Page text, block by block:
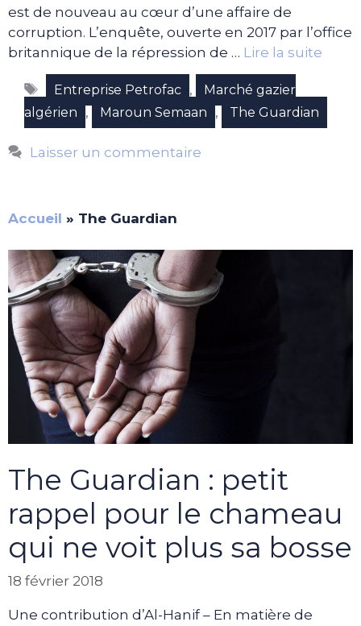
est de nouveau au cœur d’une affaire de
corruption. L’enquête, ouverte en 2017 par l’office
britannique de la répression de … Lire la suite
Étiquettes
Entreprise Petrofac ,
Marché gazier
algérien
, Maroun Semaan , The Guardian
Laisser un commentaire
Accueil » The Guardian
The Guardian : petit
rappel pour le chameau
qui ne voit plus sa bosse
18 février 2018
Une contribution d’Al-Hanif – En matière de